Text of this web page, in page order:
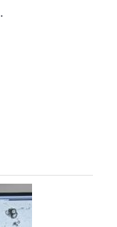
.